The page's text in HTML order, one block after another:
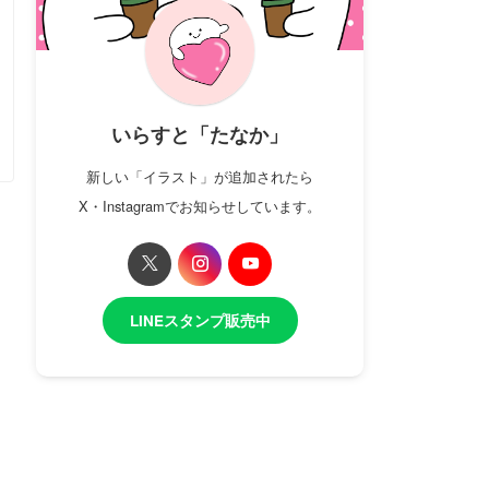
いらすと「たなか」
新しい「イラスト」が追加されたら
X・Instagramでお知らせしています。
LINEスタンプ販売中